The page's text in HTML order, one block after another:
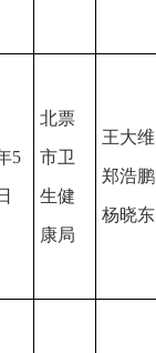
5
北票
市卫
生健
康局
王大维
郑浩鹏
杨晓东